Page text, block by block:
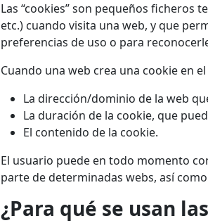
Las “cookies” son pequeños ficheros
etc.) cuando visita una web, y que
preferencias de uso o para
Cuando una web crea una cookie en
La dirección/dominio de la web
La duración de la cookie, que
El contenido de la cookie.
El usuario puede en todo momento
parte de determinadas webs, así
¿Para qué se usan